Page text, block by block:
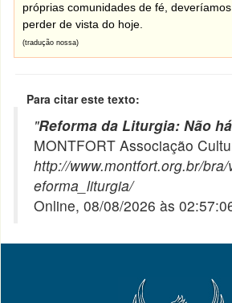
próprias comunidades de fé,
perder de vista do hoje.
(tradução nossa)
Para citar este texto:
"Reforma da Liturgia: Não
MONTFORT Associação
http://www.montfort.org.br/
eforma_liturgia/
Online, 08/08/2026 às